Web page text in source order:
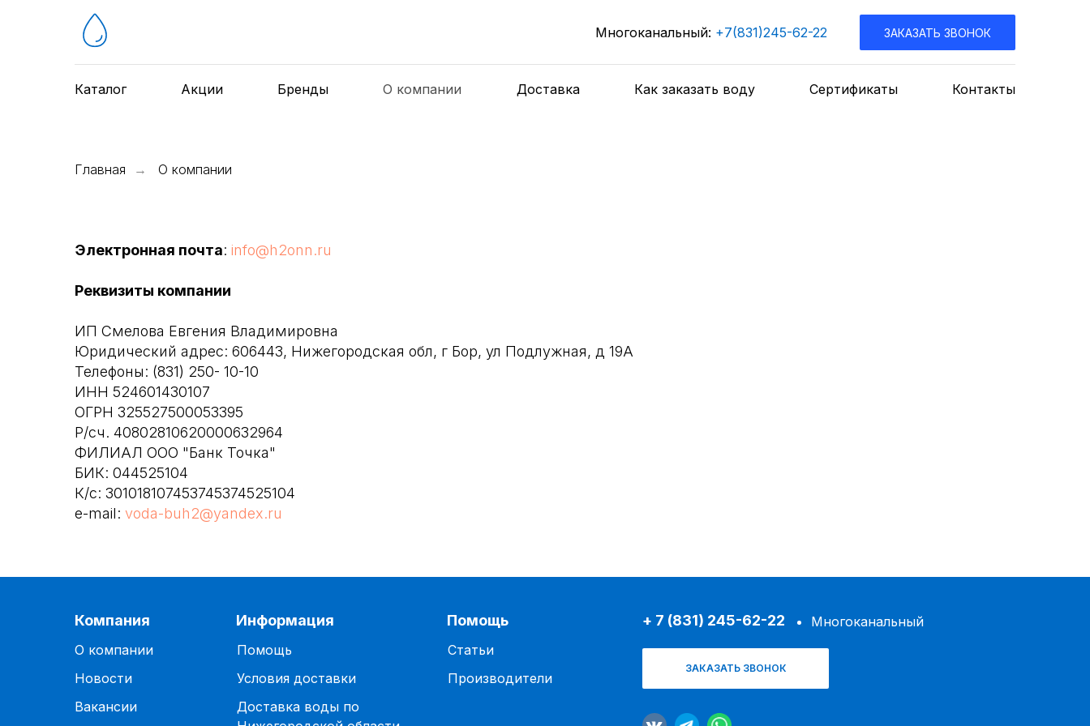
Многоканальный: +7(831)245-62-22 ЗАКАЗАТЬ ЗВОНОК
Каталог Акции Бренды О компании Доставка Как заказать воду Сертификаты Контакты
Главная → О компании
Электронная почта: info@h2onn.ru
Реквизиты компании
ИП Смелова Евгения Владимировна
Юридический адрес: 606443, Нижегородская обл, г Бор, ул Подлужная, д 19А
Телефоны: (831) 250- 10-10
ИНН 524601430107
ОГРН 325527500053395
Р/сч. 40802810620000632964
ФИЛИАЛ ООО "Банк Точка"
БИК: 044525104
К/с: 301018107453745374525104
e-mail: voda-buh2@yandex.ru
Компания Информация Помощь
О компании
Новости
Вакансии
Помощь
Условия доставки
Доставка воды по
Статьи
Производители
+ 7 (831) 245-62-22 Многоканальный
ЗАКАЗАТЬ ЗВОНОК